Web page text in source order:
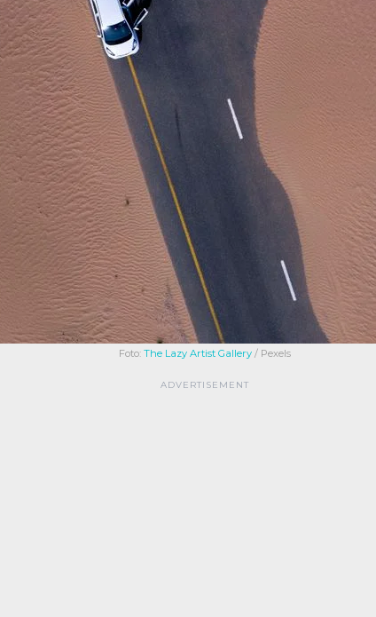
Foto: The Lazy Artist Gallery / Pexels